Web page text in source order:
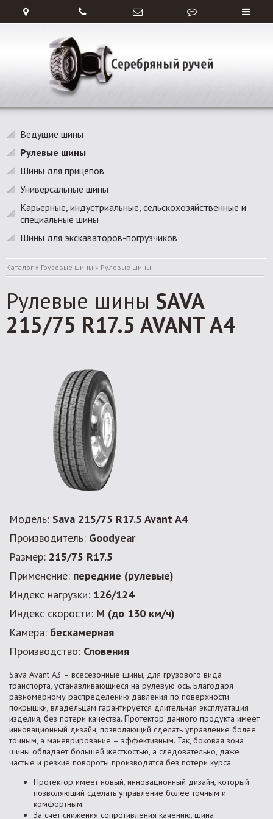
Ведущие шины
Рулевые шины
Шины для прицепов
Универсальные шины
Карьерные, индустриальные, сельскохозяйственные и
специальные шины
Шины для экскаваторов-погрузчиков
Каталог » Грузовые шины » Рулевые шины
Рулевые шины SAVA
215/75 R17.5 AVANT A4
Модель: Sava 215/75 R17.5 Avant A4
Производитель: Goodyear
Размер: 215/75 R17.5
Применение: передние (рулевые)
Индекс нагрузки: 126/124
Индекс скорости: М (до 130 км/ч)
Камера: бескамерная
Производство: Словения
Sava Avant A3 – всесезонные шины, для грузового вида
транспорта, устанавливающиеся на рулевую ось. Благодаря
равномерному распределению давления по поверхности
покрышки, владельцам гарантируется длительная эксплуатация
изделия, без потери качества. Протектор данного продукта имеет
инновационный дизайн, позволяющий сделать управление более
точным, а маневрирование – эффективным. Так, боковая зона
шины обладает большей жесткостью, а следовательно, даже
частые и резкие повороты производятся без потери курса.
Протектор имеет новый, инновационный дизайн, который
позволяющий сделать управление более точным и
комфортным.
За счет снижения сопротивления качению, шина